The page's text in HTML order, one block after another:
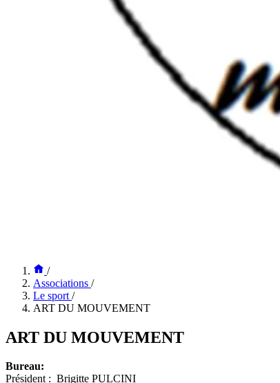
/
Associations /
Le sport /
ART DU MOUVEMENT
ART DU MOUVEMENT
Bureau:
Président : Brigitte PULCINI